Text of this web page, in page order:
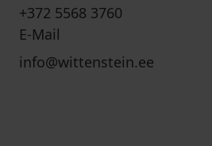
+372 5568 3760
E-Mail
info@wittenstein.ee